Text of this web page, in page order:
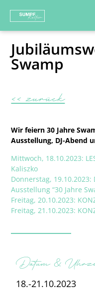
Swamp
<< zurück
Wir feiern 30 Jahre
Ausstellung, DJ-Abend
Mittwoch, 18.10.2023:
Kaliszko
Donnerstag, 19.10.2023:
Ausstellung “30 Jahre
Freitag, 20.10.2023:
Freitag, 21.10.2023:
Datum &
18.-21.10.2023